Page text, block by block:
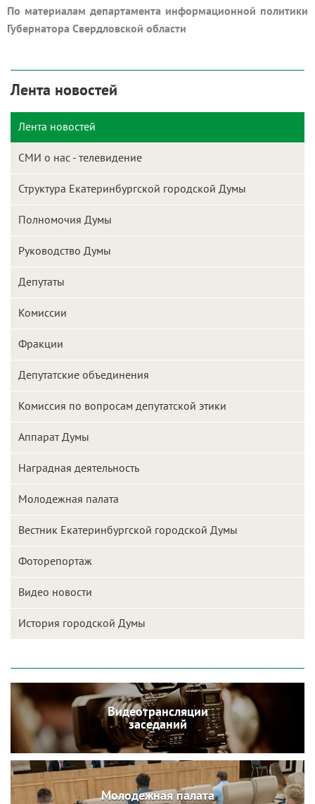
По материалам департамента информационной политики
Губернатора Свердловской области
Лента новостей
Лента новостей
СМИ о нас - телевидение
Структура Екатеринбургской городской Думы
Полномочия Думы
Руководство Думы
Депутаты
Комиссии
Фракции
Депутатские объединения
Комиссия по вопросам депутатской этики
Аппарат Думы
Наградная деятельность
Молодежная палата
Вестник Екатеринбургской городской Думы
Фоторепортаж
Видео новости
История городской Думы
Видеотрансляции
заседаний
Молодежная палата